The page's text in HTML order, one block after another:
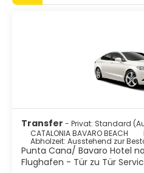
Transfer - Privat: Standard
CATALONIA BAVARO BEACH
Abholzeit: Ausstehend zur
Punta Cana/ Bavaro Hotel
Flughafen - Tür zu Tür